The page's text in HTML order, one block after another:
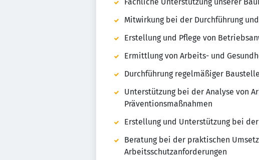
Mitwirkung bei der Durchführung
Erstellung und Pflege von
Ermittlung von Arbeits- und
Durchführung regelmäßiger
Unterstützung bei der Analyse von
Präventionsmaßnahmen
Erstellung und Unterstützung bei
Beratung bei der praktischen
Arbeitsschutzanforderungen